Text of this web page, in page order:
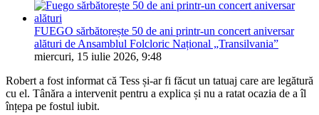
FUEGO sărbătorește 50 de ani printr-un concert aniversar
alături de Ansamblul Folcloric Național „Transilvania”
miercuri, 15 iulie 2026, 9:48
Robert a fost informat că Tess și-ar fi făcut un tatuaj care are legătură
cu el. Tânăra a intervenit pentru a explica și nu a ratat ocazia de a îl
înțepa pe fostul iubit.